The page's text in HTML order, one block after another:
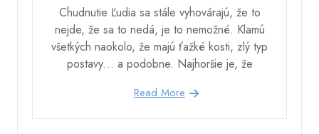
Chudnutie Ľudia sa stále vyhovárajú, že to
nejde, že sa to nedá, je to nemožné. Klamú
všetkých naokolo, že majú ťažké kosti, zlý typ
postavy… a podobne. Najhoršie je, že
Read More